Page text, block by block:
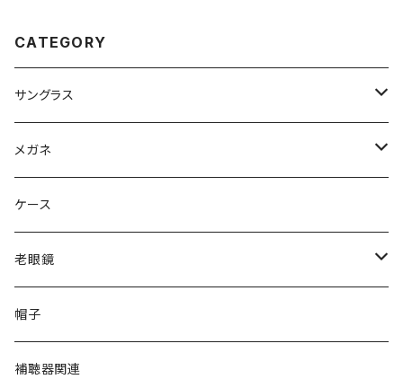
CATEGORY
サングラス
Ray-Ban レイバン
gucci グッチ
VivienneWestwood ヴィヴィアン
PAGE BOY ページボーイ
フルラ FURLA
メガネ
Ray-Ban レイバン
gucci グッチ
VivienneWestwood ヴィヴィアン
FURLA フルラ
ケース
老眼鏡
エッシェンバッハ Eschenbach
PORSCHE DESIGN ポルシェデザイン
帽子
補聴器関連